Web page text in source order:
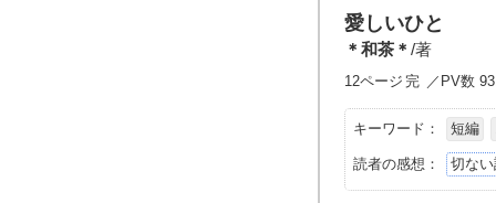
愛しいひと
＊和茶＊/著
12ページ 完 ／PV数
キーワード： 短編
読者の感想： 切な